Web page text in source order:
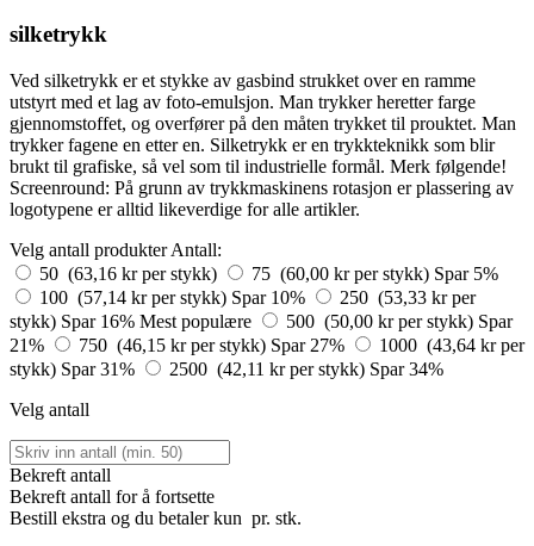
silketrykk
Ved silketrykk er et stykke av gasbind strukket over en ramme
utstyrt med et lag av foto-emulsjon. Man trykker heretter farge
gjennomstoffet, og overfører på den måten trykket til prouktet. Man
trykker fagene en etter en. Silketrykk er en trykkteknikk som blir
brukt til grafiske, så vel som til industrielle formål. Merk følgende!
Screenround: På grunn av trykkmaskinens rotasjon er plassering av
logotypene er alltid likeverdige for alle artikler.
Velg antall produkter Antall:
50 (63,16 kr per stykk)
75 (60,00 kr per stykk) Spar 5%
100 (57,14 kr per stykk) Spar 10%
250 (53,33 kr per
stykk) Spar 16% Mest populære 500 (50,00 kr per stykk) Spar
21%
750 (46,15 kr per stykk) Spar 27%
1000 (43,64 kr per
stykk) Spar 31% 2500 (42,11 kr per stykk) Spar 34%
Velg antall
Bekreft antall
Bekreft antall for å fortsette
Bestill ekstra og du betaler kun pr. stk.